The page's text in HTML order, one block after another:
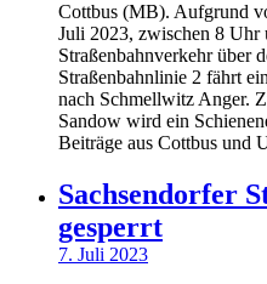
Cottbus (MB). Aufgrund
Juli 2023, zwischen 8 Uhr
Straßenbahnverkehr über
Straßenbahnlinie 2 fährt
nach Schmellwitz Anger.
Sandow wird ein
Beiträge aus Cottbus und
Sachsendorfer
gesperrt
7. Juli 2023